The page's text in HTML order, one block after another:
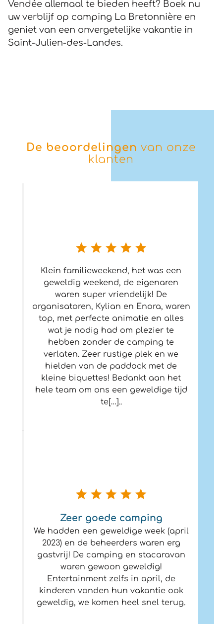
Vendée allemaal te bieden heeft? Boek nu
uw verblijf op camping La Bretonnière en
geniet van een onvergetelijke vakantie in
Saint-Julien-des-Landes.
De beoordelingen van onze
klanten
Klein familieweekend, het was een
geweldig weekend, de eigenaren
waren super vriendelijk! De
organisatoren, Kylian en Enora, waren
top, met perfecte animatie en alles
wat je nodig had om plezier te
hebben zonder de camping te
verlaten. Zeer rustige plek en we
hielden van de paddock met de
kleine biquettes! Bedankt aan het
hele team om ons een geweldige tijd
te[…]..
Zeer goede camping
We hadden een geweldige week (april
2023) en de beheerders waren erg
gastvrij! De camping en stacaravan
waren gewoon geweldig!
Entertainment zelfs in april, de
kinderen vonden hun vakantie ook
geweldig, we komen heel snel terug.